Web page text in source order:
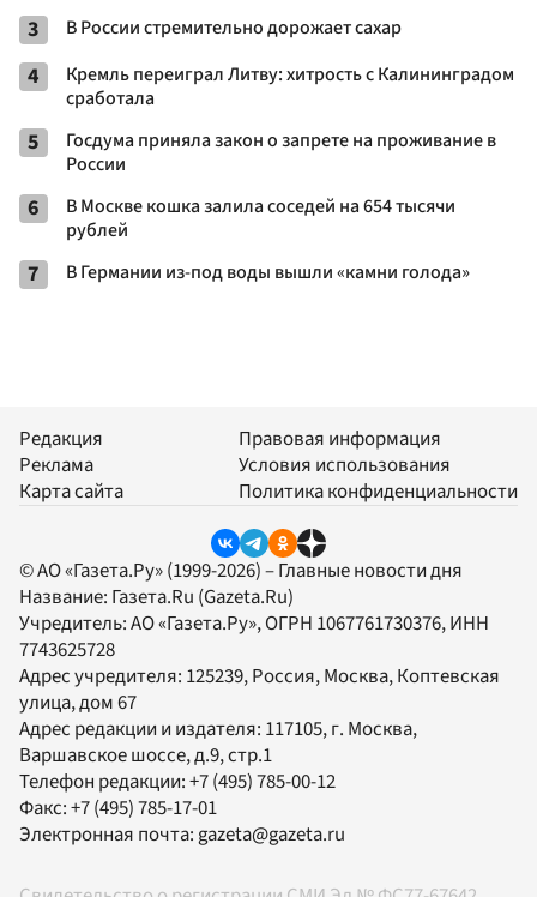
3 В России стремительно дорожает сахар
4
Кремль переиграл Литву: хитрость с Калининградом
сработала
5
Госдума приняла закон о запрете на проживание в
России
6
В Москве кошка залила соседей на 654 тысячи
рублей
7 В Германии из-под воды вышли «камни голода»
Редакция
Реклама
Карта сайта
Правовая информация
Условия использования
Политика конфиденциальности
© АО «Газета.Ру» (1999-2026) – Главные новости дня
Название: Газета.Ru (Gazeta.Ru)
Учредитель:АО «Газета.Ру», ОГРН 1067761730376, ИНН
7743625728
Адрес учредителя: 125239, Россия, Москва, Коптевская
улица, дом 67
Адрес редакции и издателя: 117105, г. Москва,
Варшавское шоссе, д.9, стр.1
Телефон редакции:+7 (495) 785-00-12
Факс:+7 (495) 785-17-01
Электронная почта:gazeta@gazeta.ru